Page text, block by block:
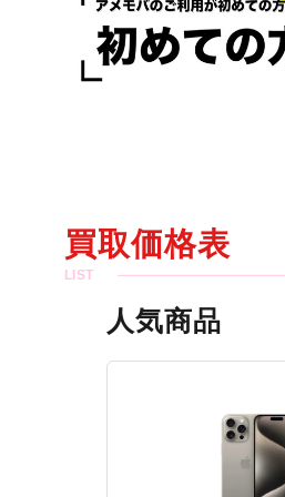
買取価格表
人気商品